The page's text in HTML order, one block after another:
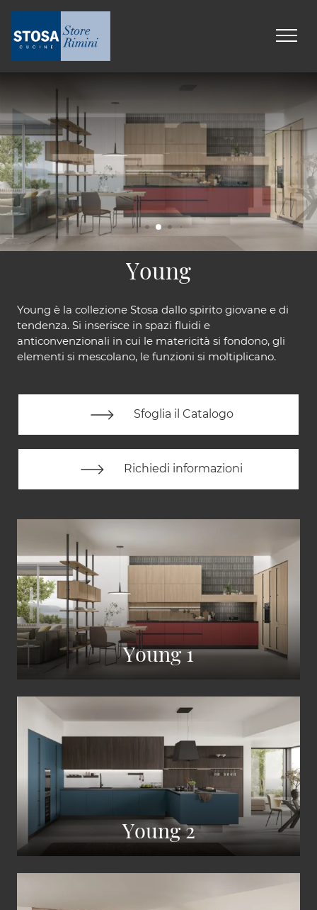
Young 1
Young 2
Young
Young è la collezione Stosa dallo spirito giovane e di
tendenza. Si inserisce in spazi fluidi e
anticonvenzionali in cui le matericità si fondono, gli
elementi si mescolano, le funzioni si moltiplicano.
Sfoglia il Catalogo
Richiedi informazioni